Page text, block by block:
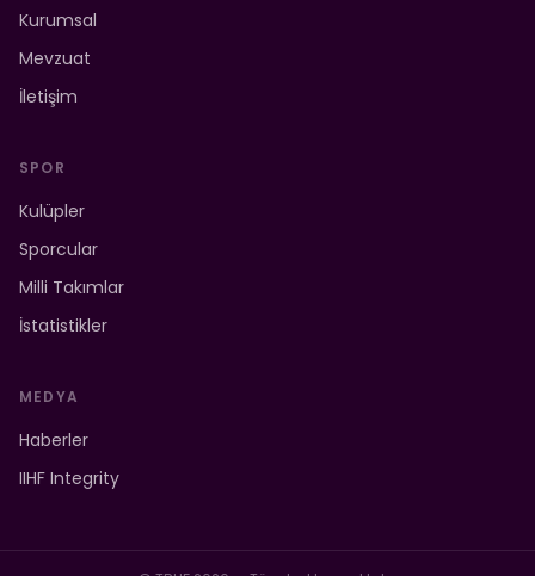
Kurumsal
Mevzuat
İletişim
SPOR
Kulüpler
Sporcular
Milli Takımlar
İstatistikler
MEDYA
Haberler
IIHF Integrity